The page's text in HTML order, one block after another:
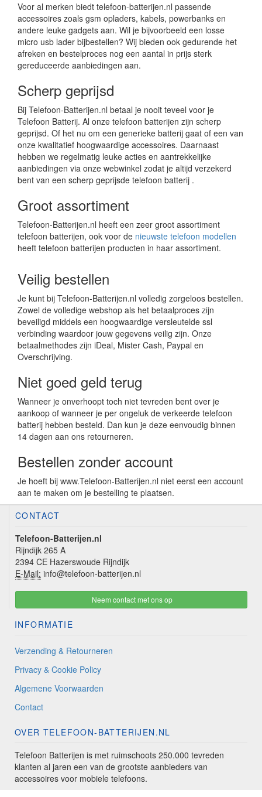
Voor al merken biedt telefoon-batterijen.nl passende
accessoires zoals gsm opladers, kabels, powerbanks en
andere leuke gadgets aan. Wil je bijvoorbeeld een losse
micro usb lader bijbestellen? Wij bieden ook gedurende het
afreken en bestelproces nog een aantal in prijs sterk
gereduceerde aanbiedingen aan.
Scherp geprijsd
Bij Telefoon-Batterijen.nl betaal je nooit teveel voor je
Telefoon Batterij. Al onze telefoon batterijen zijn scherp
geprijsd. Of het nu om een generieke batterij gaat of een van
onze kwalitatief hoogwaardige accessoires. Daarnaast
hebben we regelmatig leuke acties en aantrekkelijke
aanbiedingen via onze webwinkel zodat je altijd verzekerd
bent van een scherp geprijsde telefoon batterij .
Groot assortiment
Telefoon-Batterijen.nl heeft een zeer groot assortiment
telefoon batterijen, ook voor de nieuwste telefoon modellen
heeft telefoon batterijen producten in haar assortiment.
Veilig bestellen
Je kunt bij Telefoon-Batterijen.nl volledig zorgeloos bestellen.
Zowel de volledige webshop als het betaalproces zijn
beveiligd middels een hoogwaardige versleutelde ssl
verbinding waardoor jouw gegevens veilig zijn. Onze
betaalmethodes zijn iDeal, Mister Cash, Paypal en
Overschrijving.
Niet goed geld terug
Wanneer je onverhoopt toch niet tevreden bent over je
aankoop of wanneer je per ongeluk de verkeerde telefoon
batterij hebben besteld. Dan kun je deze eenvoudig binnen
14 dagen aan ons retourneren.
Bestellen zonder account
Je hoeft bij www.Telefoon-Batterijen.nl niet eerst een account
aan te maken om je bestelling te plaatsen.
CONTACT
Telefoon-Batterijen.nl
Rijndijk 265 A
2394 CE Hazerswoude Rijndijk
E-Mail: info@telefoon-batterijen.nl
Neem contact met ons op
INFORMATIE
Verzending & Retourneren
Privacy & Cookie Policy
Algemene Voorwaarden
Contact
OVER TELEFOON-BATTERIJEN.NL
Telefoon Batterijen is met ruimschoots 250.000 tevreden
klanten al jaren een van de grootste aanbieders van
accessoires voor mobiele telefoons.